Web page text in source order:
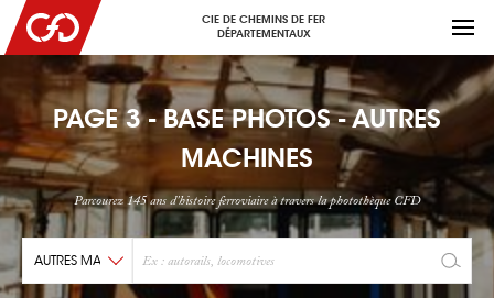
CIE DE CHEMINS DE FER
DÉPARTEMENTAUX
PAGE 3 - BASE PHOTOS - AUTRES
MACHINES
Parcourez 145 ans d'histoire ferroviaire à travers la photothèque CFD